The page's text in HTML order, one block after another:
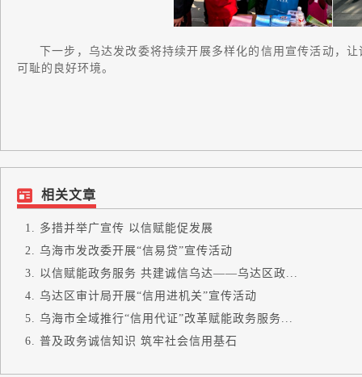
下一步，乌达发改委将持续开展多样化的信用宣传活动，
可耻的良好环境。
相关文章
多措并举广宣传 以信赋能促发展
乌海市发改委开展“信易贷”宣传活动
以信赋能政务服务 共建诚信乌达——乌达区政...
乌达区审计局开展“信用进机关”宣传活动
乌海市全域推行“信用代证”改革赋能政务服务...
普及政务诚信知识 筑牢社会信用基石